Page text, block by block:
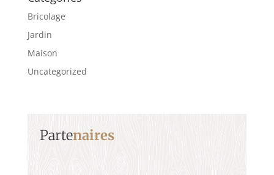
Bricolage
Jardin
Maison
Uncategorized
Partenaires